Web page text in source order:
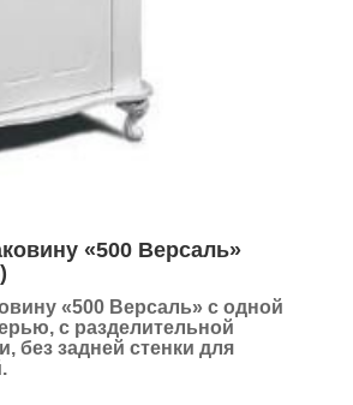
«500 Версаль»
«500 Версаль» с одной
с разделительной
без задней стенки для